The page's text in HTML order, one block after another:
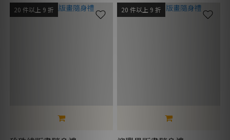
20 件以上 9 折 20 件以上 9 折